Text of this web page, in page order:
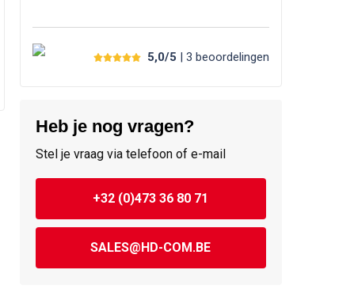
5,0/5 | 3 beoordelingen
Heb je nog vragen?
Stel je vraag via telefoon of e-mail
+32 (0)473 36 80 71
SALES@HD-COM.BE